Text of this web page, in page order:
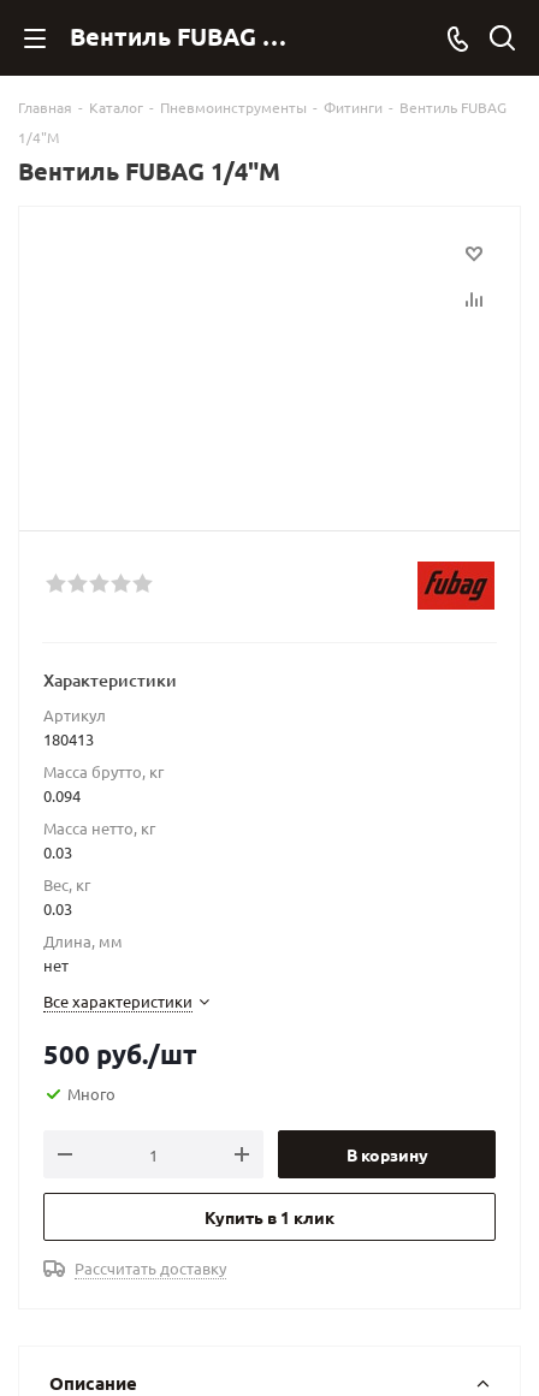
Вентиль FUBAG 1/4"М 180413 купить в Фубаг Онлан. - FubagOnline
Главная - Каталог - Пневмоинструменты - Фитинги - Вентиль FUBAG
1/4"М
Вентиль FUBAG 1/4"М
Характеристики
Артикул
180413
Масса брутто, кг
0.094
Масса нетто, кг
0.03
Вес, кг
0.03
Длина, мм
нет
Все характеристики
500 руб./шт
Много
В корзину
Купить в 1 клик
Рассчитать доставку
Описание